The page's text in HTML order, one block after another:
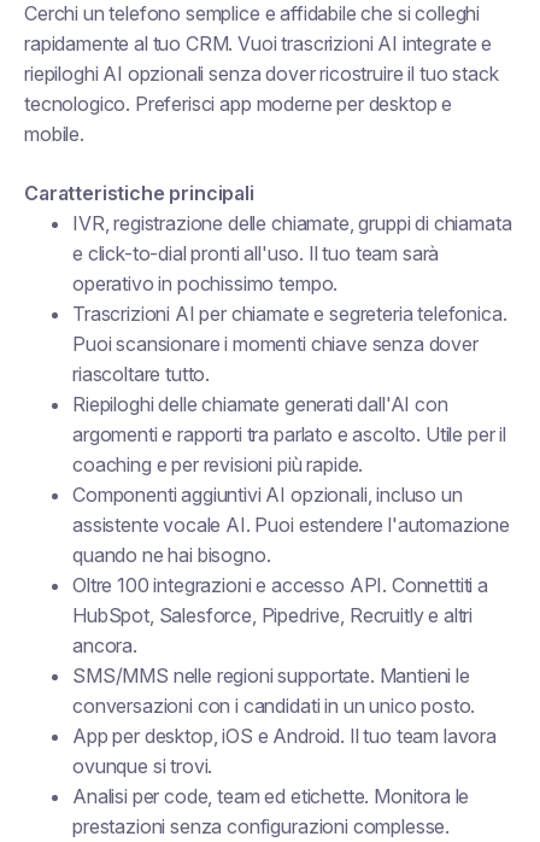
Cerchi un telefono semplice e affidabile che si colleghi
rapidamente al tuo CRM. Vuoi trascrizioni AI integrate e
riepiloghi AI opzionali senza dover ricostruire il tuo stack
tecnologico. Preferisci app moderne per desktop e
mobile.
Caratteristiche principali
IVR, registrazione delle chiamate, gruppi di chiamata
e click-to-dial pronti all'uso. Il tuo team sarà
operativo in pochissimo tempo.
Trascrizioni AI per chiamate e segreteria telefonica.
Puoi scansionare i momenti chiave senza dover
riascoltare tutto.
Riepiloghi delle chiamate generati dall'AI con
argomenti e rapporti tra parlato e ascolto. Utile per il
coaching e per revisioni più rapide.
Componenti aggiuntivi AI opzionali, incluso un
assistente vocale AI. Puoi estendere l'automazione
quando ne hai bisogno.
Oltre 100 integrazioni e accesso API. Connettiti a
HubSpot, Salesforce, Pipedrive, Recruitly e altri
ancora.
SMS/MMS nelle regioni supportate. Mantieni le
conversazioni con i candidati in un unico posto.
App per desktop, iOS e Android. Il tuo team lavora
ovunque si trovi.
Analisi per code, team ed etichette. Monitora le
prestazioni senza configurazioni complesse.